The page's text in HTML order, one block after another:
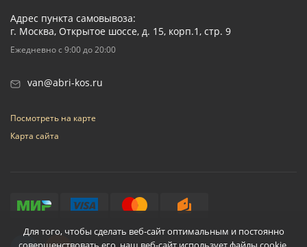
Для того, чтобы сделать веб-сайт оптимальным и постоянно
Адрес пункта самовывоза:
г. Москва, Открытое шоссе, д. 15, корп.1, стр. 9
Ежедневно с 9:00 до 20:00
van@abri-kos.ru
Посмотреть на карте
Карта сайта